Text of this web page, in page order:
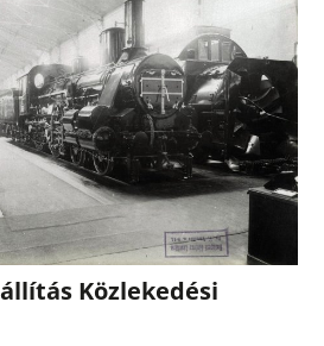
Közlekedési